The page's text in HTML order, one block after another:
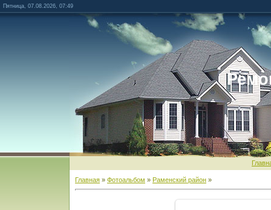
Пятница, 07.08.2026, 07:49
Главная » Фотоальбом » Раменский район »